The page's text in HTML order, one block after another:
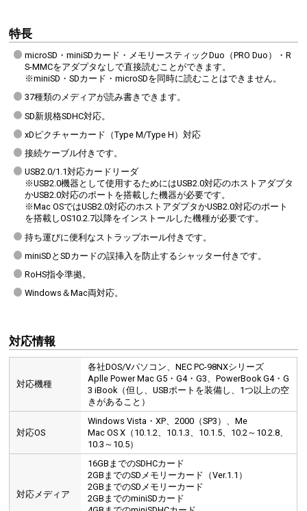
特長
microSD・miniSDカード・メモリースティックDuo（PRO Duo）・R
S-MMCをアダプタなしで直接読むことができます。
※miniSD・SDカード・microSDを同時に読むことはできません。
37種類のメディアが読み書きできます。
SD新規格SDHC対応。
xDピクチャーカード（Type M/Type H）対応
接続ケーブル付きです。
USB2.0/1.1対応カードリーダ
※USB2.0機器として使用するためにはUSB2.0対応のホストアダプタ
かUSB2.0対応のポートを搭載した機器が必要です。
※Mac OSではUSB2.0対応のホストアダプタかUSB2.0対応のポート
を搭載しOS10.2.7以降をインストールした機種が必要です。
持ち運びに便利なストラップホール付きです。
miniSDとSDカードの誤挿入を防止するシャッター付きです。
RoHS指令準拠。
Windows＆Mac両対応。
対応情報
対応機種
各社DOS/Vパソコン、NEC PC-98NXシリーズ
Aplle Power Mac G5・G4・G3、PowerBook G4・G
3 iBook（但し、USBポートを装備し、1つ以上の空
きがあること）
対応OS
Windows Vista・XP、2000（SP3）、Me
Mac OS X（10.1.2、10.1.3、10.1.5、10.2～10.2.8、
10.3～10.5）
対応メディア
16GBまでのSDHCカード
2GBまでのSDメモリーカード（Ver.1.1）
2GBまでのSDメモリーカード
2GBまでのminiSDカード